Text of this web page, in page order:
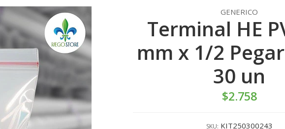
GENERICO
Terminal HE
mm x 1/2
30 un
$2.758
SKU: KIT250300243